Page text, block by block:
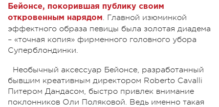
Бейонсе, покорившая публику своим
откровенным нарядом. Главной изюминкой
эффектного образа певицы была золотая диадема
– «точная копия» фирменного головного убора
Суперблондинки.
Необычный аксессуар Бейонсе, разработанный
бывшим креативным директором Roberto Cavalli
Питером Дандасом, быстро привлек внимание
поклонников Оли Поляковой. Ведь именно такая